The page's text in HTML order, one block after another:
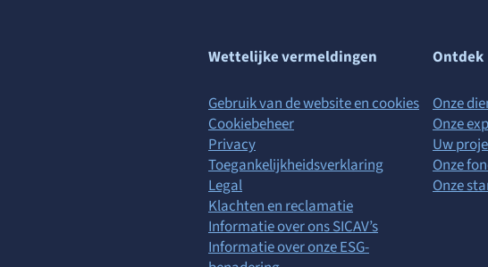
Wettelijke vermeldingen
Gebruik van de website en cookies
Cookiebeheer
Privacy
Toegankelijkheidsverklaring
Legal
Klachten en reclamatie
Informatie over ons SICAV’s
Informatie over onze ESG-
Ontdek
Onze
Onze
Uw
Onze
Onze